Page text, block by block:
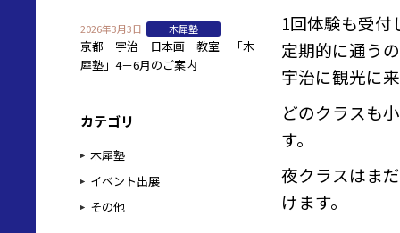
2026年3月3日 木犀塾
京都 宇治 日本画 教室 「木
犀塾」4－6月のご案内
カテゴリ
木犀塾
イベント出展
その他
1回体験も受付
定期的に通う
宇治に観光に
どのクラスも
す。
夜クラスはま
けます。